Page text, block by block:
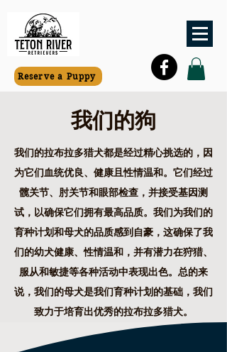
Reserve a Puppy
我们的狗
我们的拉布拉多猎犬都是经过精心挑选的，因
为它们血统优良、健康且性情温和。它们经过
髋关节、肘关节和眼部检查，并接受基因测
试，以确保它们拥有最高品质。我们为我们的
育种计划和母犬的品质感到自豪，这确保了我
们的幼犬健康、性情温和，并有潜力在狩猎、
服从和敏捷等各种活动中表现出色。总的来
说，我们的母犬是我们育种计划的基础，我们
致力于培育出优秀的拉布拉多猎犬。